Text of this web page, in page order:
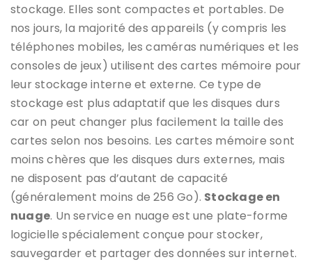
stockage. Elles sont compactes et portables. De
nos jours, la majorité des appareils (y compris les
téléphones mobiles, les caméras numériques et les
consoles de jeux) utilisent des cartes mémoire pour
leur stockage interne et externe. Ce type de
stockage est plus adaptatif que les disques durs
car on peut changer plus facilement la taille des
cartes selon nos besoins. Les cartes mémoire sont
moins chères que les disques durs externes, mais
ne disposent pas d’autant de capacité
(généralement moins de 256 Go). Stockage en
nuage. Un service en nuage est une plate-forme
logicielle spécialement conçue pour stocker,
sauvegarder et partager des données sur internet.